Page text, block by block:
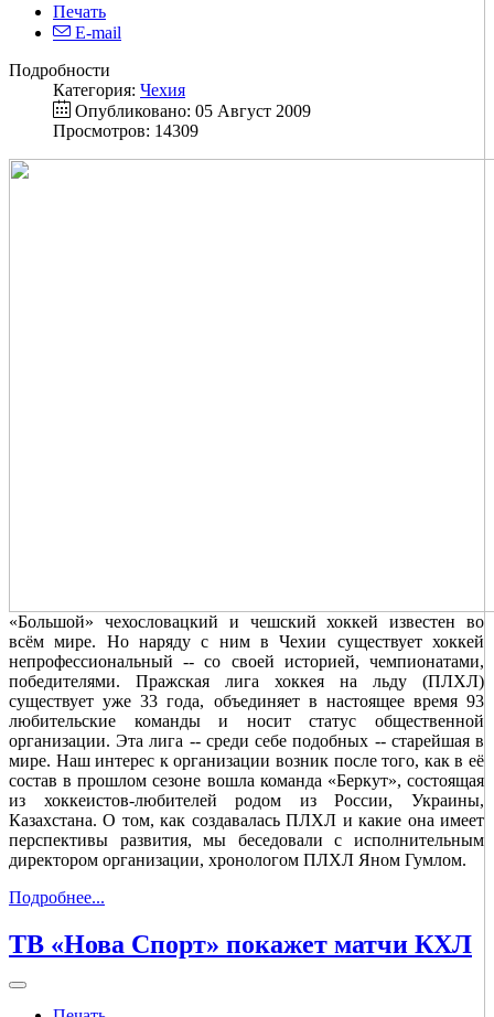
Печать
E-mail
Подробности
Категория: Чехия
Опубликовано: 05 Август 2009
Просмотров: 14309
«Большой» чехословацкий и чешский хоккей известен во
всём мире. Но наряду с ним в Чехии существует хоккей
непрофессиональный -- со своей историей, чемпионатами,
победителями. Пражская лига хоккея на льду (ПЛХЛ)
существует уже 33 года, объединяет в настоящее время 93
любительские команды и носит статус общественной
организации. Эта лига -- среди себе подобных -- старейшая в
мире. Наш интерес к организации возник после того, как в её
состав в прошлом сезоне вошла команда «Беркут», состоящая
из хоккеистов-любителей родом из России, Украины,
Казахстана. О том, как создавалась ПЛХЛ и какие она имеет
перспективы развития, мы беседовали с исполнительным
директором организации, хронологом ПЛХЛ Яном Гумлом.
Подробнее...
ТВ «Нова Спорт» покажет матчи КХЛ